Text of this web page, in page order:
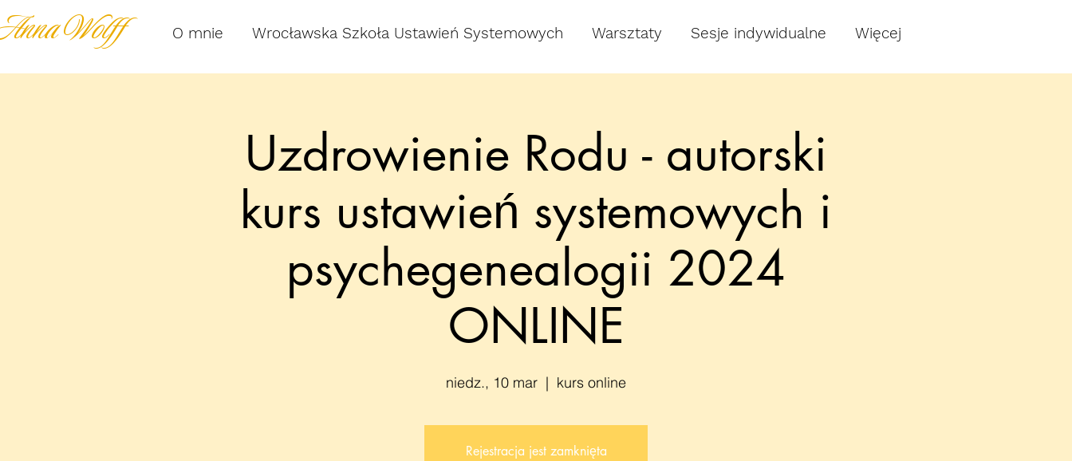
Wolff O mnie Wrocławska Szkoła Ustawień Systemowych Warsztaty Sesje indywidualne Więcej
Uzdrowienie Rodu - autorski
kurs ustawień systemowych i
psychegenealogii 2024
ONLINE
niedz., 10 mar
  |
kurs online
Rejestracja jest zamknięta